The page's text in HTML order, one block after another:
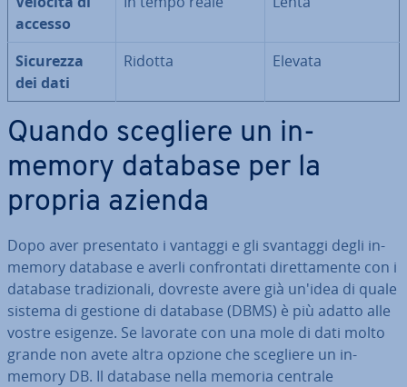
accesso
Sicurezza
dei dati
Ridotta Elevata
Quando scegliere un in-
memory database per la
propria azienda
Dopo aver pre­sen­ta­to i vantaggi e gli svantaggi degli in-
memory database e averli con­fron­ta­ti di­ret­ta­men­te con i
database tra­di­zio­na­li, dovreste avere già un'idea di quale
sistema di gestione di database (DBMS) è più adatto alle
vostre esigenze. Se lavorate con una mole di dati molto
grande non avete altra opzione che scegliere un in-
memory DB. Il database nella memoria centrale